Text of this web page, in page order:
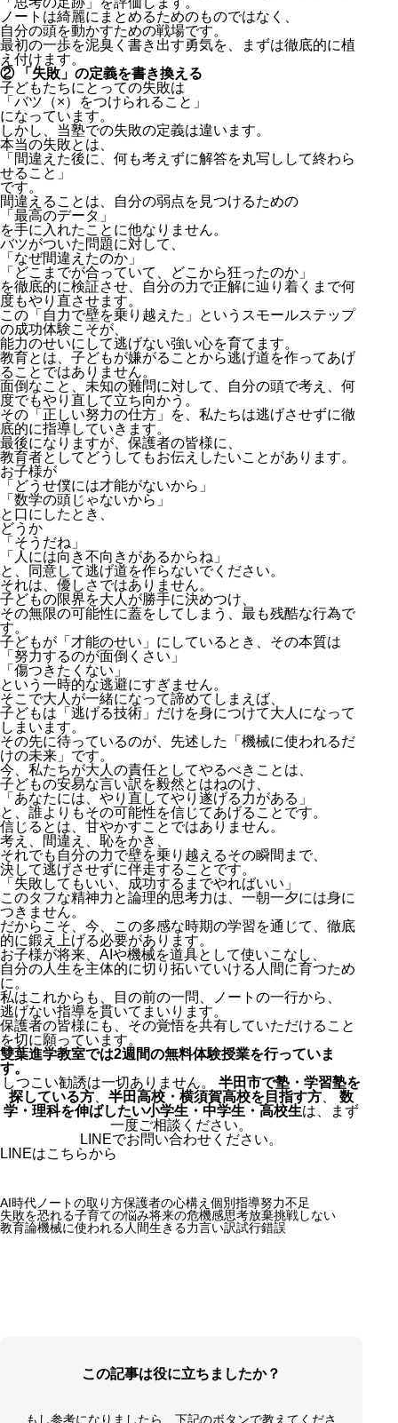
ノートは綺麗にまとめるためのものではなく、
自分の頭を動かすための戦場です。
最初の一歩を泥臭く書き出す勇気を、まずは徹底的に植
え付けます。
② 「失敗」の定義を書き換える
子どもたちにとっての失敗は
「バツ（×）をつけられること」
になっています。
しかし、当塾での失敗の定義は違います。
本当の失敗とは、
「間違えた後に、何も考えずに解答を丸写しして終わら
せること」
です。
間違えることは、自分の弱点を見つけるための
「最高のデータ」
を手に入れたことに他なりません。
バツがついた問題に対して、
「なぜ間違えたのか」
「どこまでが合っていて、どこから狂ったのか」
を徹底的に検証させ、自分の力で正解に辿り着くまで何
度もやり直させます。
この「自力で壁を乗り越えた」というスモールステップ
の成功体験こそが、
能力のせいにして逃げない強い心を育てます。
教育とは、子どもが嫌がることから逃げ道を作ってあげ
ることではありません。
面倒なこと、未知の難問に対して、自分の頭で考え、何
度でもやり直して立ち向かう。
その「正しい努力の仕方」を、私たちは逃げさせずに徹
底的に指導していきます。
最後になりますが、保護者の皆様に、
教育者としてどうしてもお伝えしたいことがあります。
お子様が
「どうせ僕には才能がないから」
「数学の頭じゃないから」
と口にしたとき、
どうか
「そうだね」
「人には向き不向きがあるからね」
と、同意して逃げ道を作らないでください。
それは、優しさではありません。
子どもの限界を大人が勝手に決めつけ、
その無限の可能性に蓋をしてしまう、最も残酷な行為で
す。
子どもが「才能のせい」にしているとき、その本質は
「努力するのが面倒くさい」
「傷つきたくない」
という一時的な逃避にすぎません。
そこで大人が一緒になって諦めてしまえば、
子どもは「逃げる技術」だけを身につけて大人になって
しまいます。
その先に待っているのが、先述した「機械に使われるだ
けの未来」です。
今、私たちが大人の責任としてやるべきことは、
子どもの安易な言い訳を毅然とはねのけ、
「あなたには、やり直してやり遂げる力がある」
と、誰よりもその可能性を信じてあげることです。
信じるとは、甘やかすことではありません。
考え、間違え、恥をかき、
それでも自分の力で壁を乗り越えるその瞬間まで、
決して逃げさせずに伴走することです。
「失敗してもいい、成功するまでやればいい」
このタフな精神力と論理的思考力は、一朝一夕には身に
つきません。
だからこそ、今、この多感な時期の学習を通じて、徹底
的に鍛え上げる必要があります。
お子様が将来、AIや機械を道具として使いこなし、
自分の人生を主体的に切り拓いていける人間に育つため
に。
私はこれからも、目の前の一問、ノートの一行から、
逃げない指導を貫いてまいります。
保護者の皆様にも、その覚悟を共有していただけること
を切に願っています。
雙葉進学教室では2週間の無料体験授業を行っていま
す。
しつこい勧誘は一切ありません。 半田市で塾・学習塾を
探している方
半田高校・横須賀高校を目指す方
数
学・理科を伸ばしたい小学生・中学生・高校生は、まず
一度ご相談ください。
LINEでお問い合わせください。
LINEはこちらから
AI時代 ノートの取り方保護者の心構え 個別指導努力不足
失敗を恐れる子育ての悩み将来の危機感思考放棄挑戦しない
教育論機械に使われる人間生きる力言い訳試行錯誤
この記事は役に立ちましたか？
もし参考になりましたら、下記のボタンで教えてくださ